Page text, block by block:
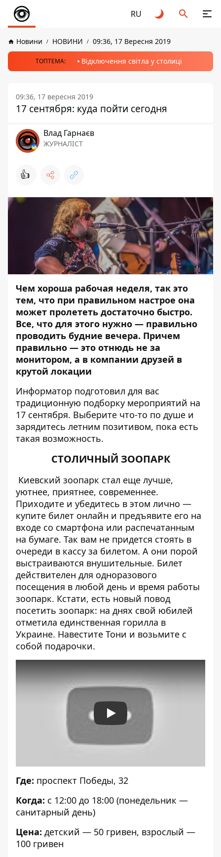
RU
Новини НОВИНИ 09:36, 17 Вересня 2019
ТОПТЕМА: Відключення світла у столиці
09:36, 17 вересня 2019
17 сентября: куда пойти сегодня
Влад Гарнаєв
ЖУРНАЛІСТ
👍
Чем хороша рабочая неделя, так это
тем, что при правильном настрое она
может пролететь достаточно быстро.
Все, что для этого нужно — правильно
проводить будние вечера. Причем
правильно — это отнюдь не за
монитором, а в компании друзей в
крутой локации
Информатор подготовил для вас
традиционную подборку мероприятий на
17 сентября. Выберите что-то по душе и
зарядитесь летним позитивом, пока есть
такая возможность.
СТОЛИЧНЫЙ ЗООПАРК
Киевский зоопарк стал еще лучше,
уютнее, приятнее, современнее.
Приходите и убедитесь в этом лично —
купите билет онлайн и предъявите его на
входе со смартфона или распечатанным
на бумаге. Так вам не придется стоять в
очереди в кассу за билетом. А они порой
выстраиваются внушительные. Билет
действителен для одноразового
посещения в любой день и время работы
зоопарк. Кстати, есть новый повод
посетить зоопарк: на днях свой юбилей
отметила единственная горилла в
Украине. Навестите Тони и возьмите с
собой подарочки.
Play
Где: проспект Победы, 32
Когда: с 12:00 до 18:00 (понедельник —
санитарный день)
Цена: детский — 50 гривен, взрослый —
100 гривен